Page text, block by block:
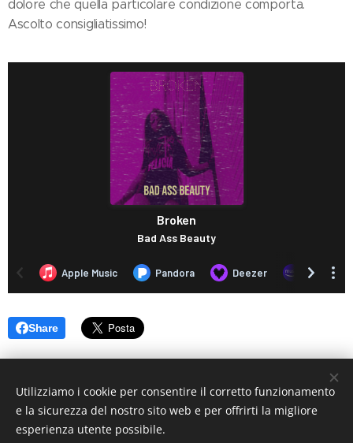
dolore che quella particolare condizione comporta.
Ascolto consigliatissimo!
Share
© 2019 www.artistionline.tv
Utilizziamo i cookie per consentire il corretto funzionamento
e la sicurezza del nostro sito web e per offrirti la migliore
esperienza utente possibile.